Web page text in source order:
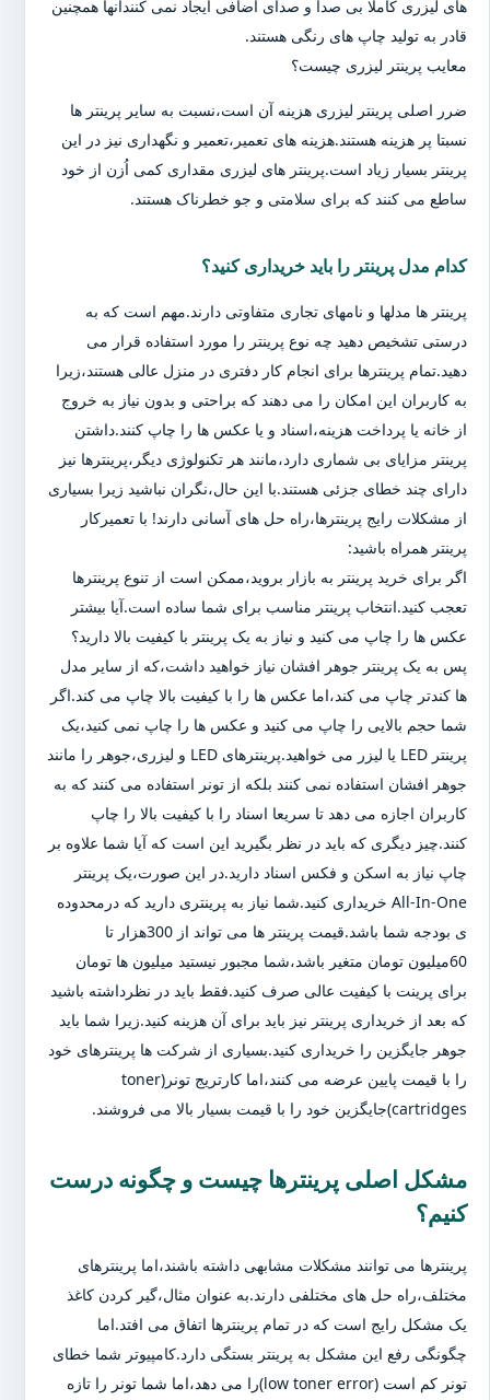
های لیزری کاملا بی صدا و صدای اضافی ایجاد نمی کنندآنها همچنین
قادر به تولید چاپ های رنگی هستند.
معایب پرینتر لیزری چیست؟
ضرر اصلی پرینتر لیزری هزینه آن است،نسبت به سایر پرینتر ها
نسبتا پر هزینه هستند.هزینه های تعمیر،تعمیر و نگهداری نیز در این
پرینتر بسیار زیاد است.پرینتر های لیزری مقداری کمی اُزن از خود
ساطع می کنند که برای سلامتی و جو خطرناک هستند.
کدام مدل پرینتر را باید خریداری کنید؟
پرینتر ها مدلها و نامهای تجاری متفاوتی دارند.مهم است که به
درستی تشخیص دهید چه نوع پرینتر را مورد استفاده قرار می
دهید.تمام پرینترها برای انجام کار دفتری در منزل عالی هستند،زیرا
به کاربران این امکان را می دهند که براحتی و بدون نیاز به خروج
از خانه یا پرداخت هزینه،اسناد و یا عکس ها را چاپ کنند.داشتن
پرینتر مزایای بی شماری دارد،مانند هر تکنولوژی دیگر،پرینترها نیز
دارای چند خطای جزئی هستند.با این حال،نگران نباشید زیرا بسیاری
از مشکلات رایج پرینترها،راه حل های آسانی دارند! با تعمیرکار
پرینتر همراه باشید:
اگر برای خرید پرینتر به بازار بروید،ممکن است از تنوع پرینترها
تعجب کنید.انتخاب پرینتر مناسب برای شما ساده است.آیا بیشتر
عکس ها را چاپ می کنید و نیاز به یک پرینتر با کیفیت بالا دارید؟
پس به یک پرینتر جوهر افشان نیاز خواهید داشت،که از سایر مدل
ها کندتر چاپ می کند،اما عکس ها را با کیفیت بالا چاپ می کند.اگر
شما حجم بالایی را چاپ می کنید و عکس ها را چاپ نمی کنید،یک
پرینتر LED یا لیزر می خواهید.پرینترهای LED و لیزری،جوهر را مانند
جوهر افشان استفاده نمی کنند بلکه از تونر استفاده می کنند که به
کاربران اجازه می دهد تا سریعا اسناد را با کیفیت بالا را چاپ
کنند.چیز دیگری که باید در نظر بگیرید این است که آیا شما علاوه بر
چاپ نیاز به اسکن و فکس اسناد دارید.در این صورت،یک پرینتر
All-In-One خریداری کنید.شما نیاز به پرینتری دارید که درمحدوده
ی بودجه شما باشد.قیمت پرینتر ها می تواند از 300هزار تا
60میلیون تومان متغیر باشد،شما مجبور نیستید میلیون ها تومان
برای پرینت با کیفیت عالی صرف کنید.فقط باید در نظرداشته باشید
که بعد از خریداری پرینتر نیز باید برای آن هزینه کنید.زیرا شما باید
جوهر جایگزین را خریداری کنید.بسیاری از شرکت ها پرینترهای خود
را با قیمت پایین عرضه می کنند،اما کارتریج تونر(toner
cartridges)جایگزین خود را با قیمت بسیار بالا می فروشند.
مشکل اصلی پرینترها چیست و چگونه درست
کنیم؟
پرینترها می توانند مشکلات مشابهی داشته باشند،اما پرینترهای
مختلف،راه حل های مختلفی دارند.به عنوان مثال،گیر کردن کاغذ
یک مشکل رایج است که در تمام پرینترها اتفاق می افتد.اما
چگونگی رفع این مشکل به پرینتر بستگی دارد.کامپیوتر شما خطای
تونر کم است (low toner error)را می دهد،اما شما تونر را تازه